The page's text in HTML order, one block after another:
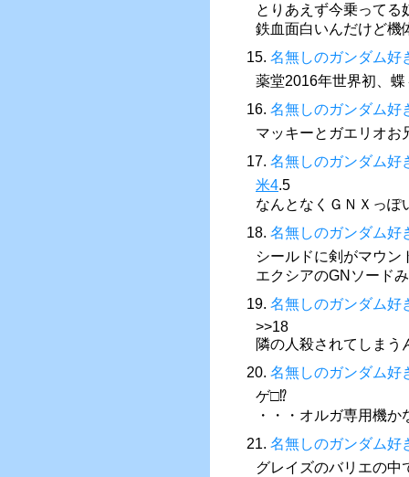
とりあえず今乗ってる
鉄血面白いんだけど機
15. 名無しのガンダム好
薬堂2016年世界初、
16. 名無しのガンダム好
マッキーとガエリオお
17. 名無しのガンダム好
米4.5
なんとなくＧＮＸっぽ
18. 名無しのガンダム好
シールドに剣がマウン
エクシアのGNソード
19. 名無しのガンダム好
>>18
隣の人殺されてしま
20. 名無しのガンダム好
ゲ□⁉︎
・・・オルガ専用機
21. 名無しのガンダム好
グレイズのバリエの中